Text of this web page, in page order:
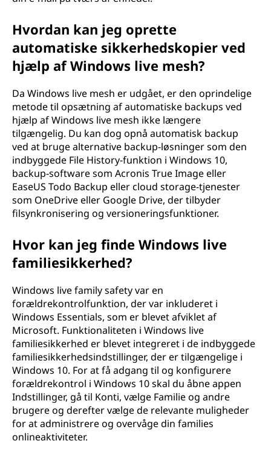
Hvordan kan jeg oprette
automatiske sikkerhedskopier ved
hjælp af Windows live mesh?
Da Windows live mesh er udgået, er den oprindelige
metode til opsætning af automatiske backups ved
hjælp af Windows live mesh ikke længere
tilgængelig. Du kan dog opnå automatisk backup
ved at bruge alternative backup-løsninger som den
indbyggede File History-funktion i Windows 10,
backup-software som Acronis True Image eller
EaseUS Todo Backup eller cloud storage-tjenester
som OneDrive eller Google Drive, der tilbyder
filsynkronisering og versioneringsfunktioner.
Hvor kan jeg finde Windows live
familiesikkerhed?
Windows live family safety var en
forældrekontrolfunktion, der var inkluderet i
Windows Essentials, som er blevet afviklet af
Microsoft. Funktionaliteten i Windows live
familiesikkerhed er blevet integreret i de indbyggede
familiesikkerhedsindstillinger, der er tilgængelige i
Windows 10. For at få adgang til og konfigurere
forældrekontrol i Windows 10 skal du åbne appen
Indstillinger, gå til Konti, vælge Familie og andre
brugere og derefter vælge de relevante muligheder
for at administrere og overvåge din families
onlineaktiviteter.